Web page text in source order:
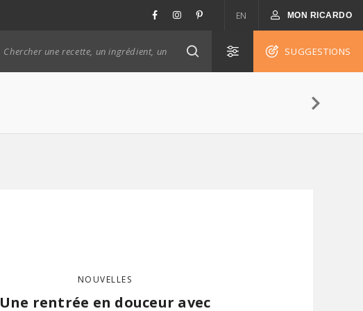
EN MON RICARDO
SUGGESTIONS
NOUVELLES
Une rentrée en douceur avec